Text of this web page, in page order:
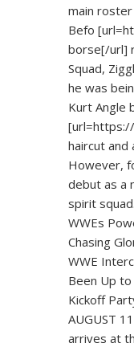
main
Befo [url=
borse[/url]
Squad,
he was
Kurt Angle
[url=
haircut and
However,
debut as a
spirit
WWEs
Chasing
WWE
Been Up
Kickoff
AUGUST
arrives at